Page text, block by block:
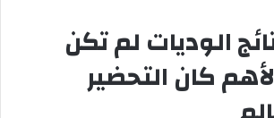
الوديات لم تكن
كان التحضير